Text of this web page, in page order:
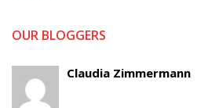
OUR BLOGGERS
Claudia Zimmermann